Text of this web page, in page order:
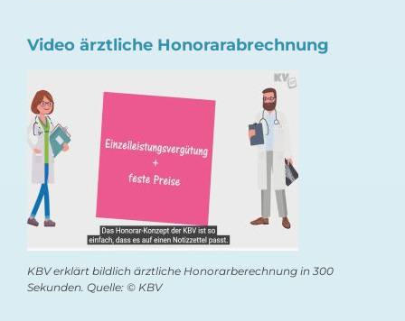
Video ärztliche Honorarabrechnung
KBV erklärt bildlich ärztliche Honorarberechnung in 300
Sekunden. Quelle: © KBV